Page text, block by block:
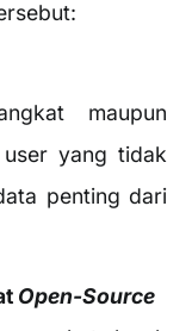
maupun
yang tidak
penting dari
Open-Source